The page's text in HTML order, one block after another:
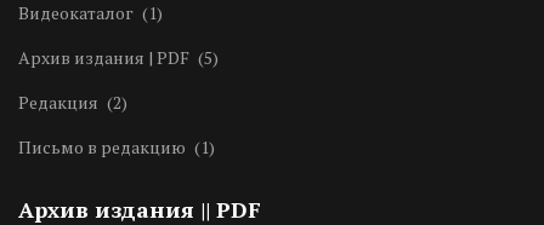
Видеокаталог (1)
Архив издания | PDF (5)
Редакция (2)
Письмо в редакцию (1)
Архив издания || PDF